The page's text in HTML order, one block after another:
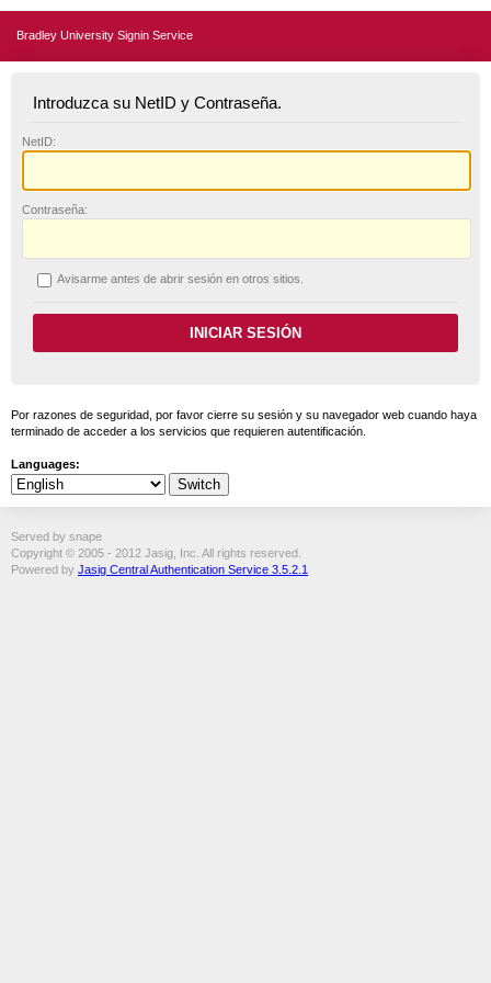
Bradley University Signin Service
Introduzca su NetID y Contraseña.
NetID:
Contraseña:
Avisarme antes de abrir sesión en otros sitios.
Por razones de seguridad, por favor cierre su sesión y su navegador web cuando haya
terminado de acceder a los servicios que requieren autentificación.
Languages:
Served by snape
Copyright © 2005 - 2012 Jasig, Inc. All rights reserved.
Powered by Jasig Central Authentication Service 3.5.2.1